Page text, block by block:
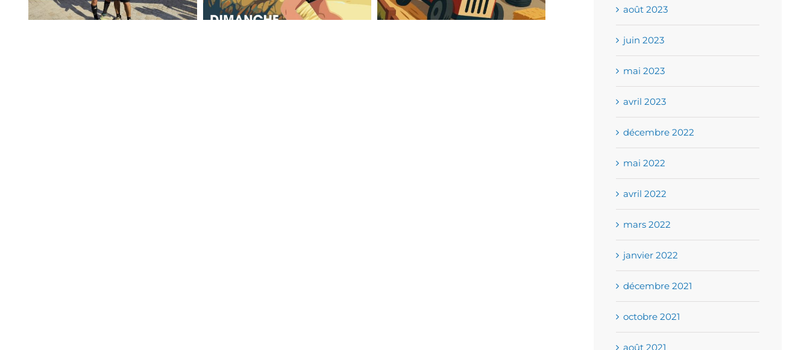
anniversaire pour fêter
août 2023
juin 2023
mai 2023
avril 2023
décembre 2022
mai 2022
avril 2022
mars 2022
janvier 2022
décembre 2021
octobre 2021
août 2021